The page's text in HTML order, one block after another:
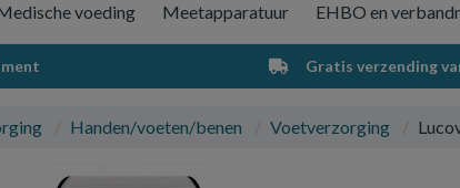
voeding Meetapparatuur EHBO en
Gratis verzending
Handen/voeten/benen Voetverzorging